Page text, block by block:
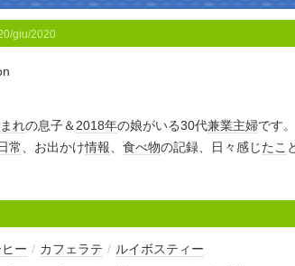
giu/2020
まれの息子＆2018年の娘がいる30代兼業主婦です。
常、お出かけ情報、 食べ物の記録、日々感じたこ
ー / カフェラテ / ルイボスティー